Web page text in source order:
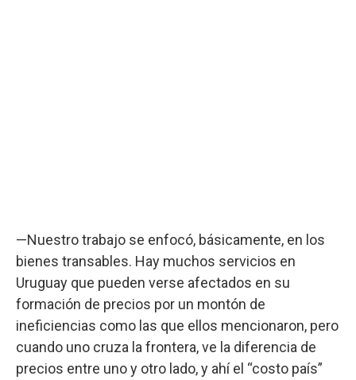
—Nuestro trabajo se enfocó, básicamente, en los
bienes transables. Hay muchos servicios en
Uruguay que pueden verse afectados en su
formación de precios por un montón de
ineficiencias como las que ellos mencionaron, pero
cuando uno cruza la frontera, ve la diferencia de
precios entre uno y otro lado, y ahí el “costo país”